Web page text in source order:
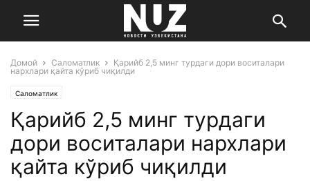
Домой Саломатлик
Қарийб 2,5 минг турдаги дори воситалари
нархлари қайта кўриб чиқилди
Саломатлик
Қарийб 2,5 минг турдаги
дори воситалари нархлари
қайта кўриб чиқилди